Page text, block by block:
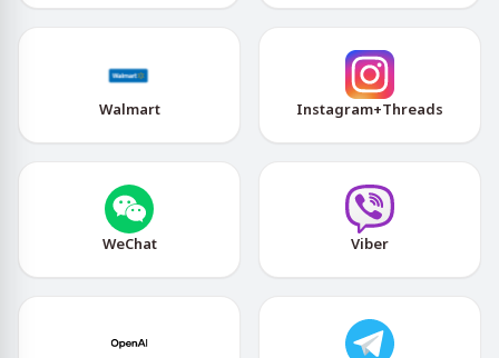
Walmart Instagram+Threads
WeChat Viber